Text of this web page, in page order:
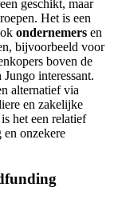
geschikt, maar
Het is een
ondernemers en
bijvoorbeeld voor
boven de
interessant.
alternatief via
en zakelijke
het een relatief
onzekere